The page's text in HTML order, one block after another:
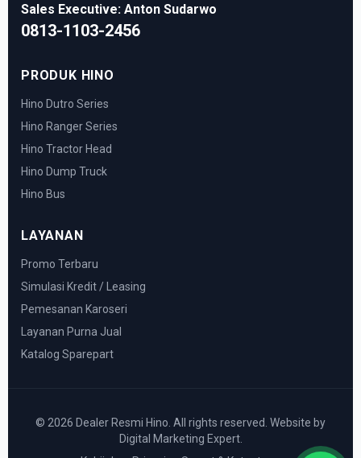
Sales Executive: Anton Sudarwo
0813-1103-2456
PRODUK HINO
Hino Dutro Series
Hino Ranger Series
Hino Tractor Head
Hino Dump Truck
Hino Bus
LAYANAN
Promo Terbaru
Simulasi Kredit / Leasing
Pemesanan Karoseri
Layanan Purna Jual
Katalog Sparepart
© 2026 Dealer Resmi Hino. All rights reserved. Website by
Digital Marketing Expert.